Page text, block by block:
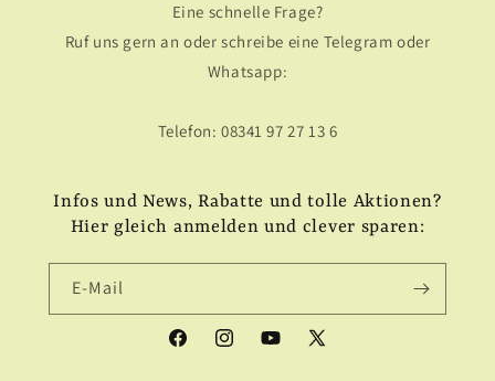
Eine schnelle Frage?
Ruf uns gern an oder schreibe eine Telegram oder
Whatsapp:
Telefon: 08341 97 27 13 6
Infos und News, Rabatte und tolle Aktionen?
Hier gleich anmelden und clever sparen:
E-Mail
FacebookInstagramYouTube
X